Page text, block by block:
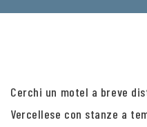
Cerchi un motel a breve
Vercellese con stanze a